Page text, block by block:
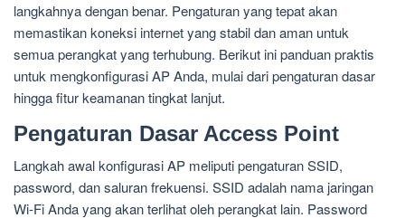
langkahnya dengan benar. Pengaturan yang tepat akan
memastikan koneksi internet yang stabil dan aman untuk
semua perangkat yang terhubung. Berikut ini panduan praktis
untuk mengkonfigurasi AP Anda, mulai dari pengaturan dasar
hingga fitur keamanan tingkat lanjut.
Pengaturan Dasar Access Point
Langkah awal konfigurasi AP meliputi pengaturan SSID,
password, dan saluran frekuensi. SSID adalah nama jaringan
Wi-Fi Anda yang akan terlihat oleh perangkat lain. Password